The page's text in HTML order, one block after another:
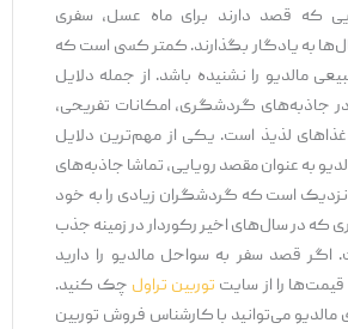
قصد دارند برای ماه عسل، سفری
به یادگار بگذارند. کمتر کسی است که
مالدیو را نشنیده باشد. از جمله دلایل
جاذبه‌های گردشگری، امکانات تفریحی،
لذیذ است. یکی از مهم‌ترین دلایل
به عنوان مقصد رویایی، تماشا جاذبه‌های
است که گردشگران زیادی را به خود
در سال‌های اخیر رکوردار در زمینه جذب
قصد سفر به سواحل مالدیو را دارید
را از سایتتوربین تراولچک کنید.
می‌توانید با کارشناس فروش توربین